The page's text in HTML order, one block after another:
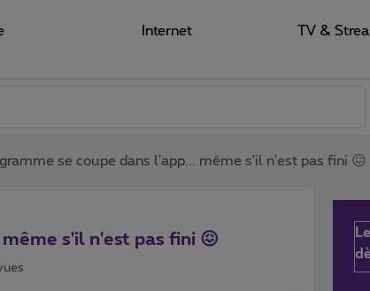
Internet TV &
se coupe dans l'app... même s'il n'est pas fini 😖
s'il n'est pas fini 😖